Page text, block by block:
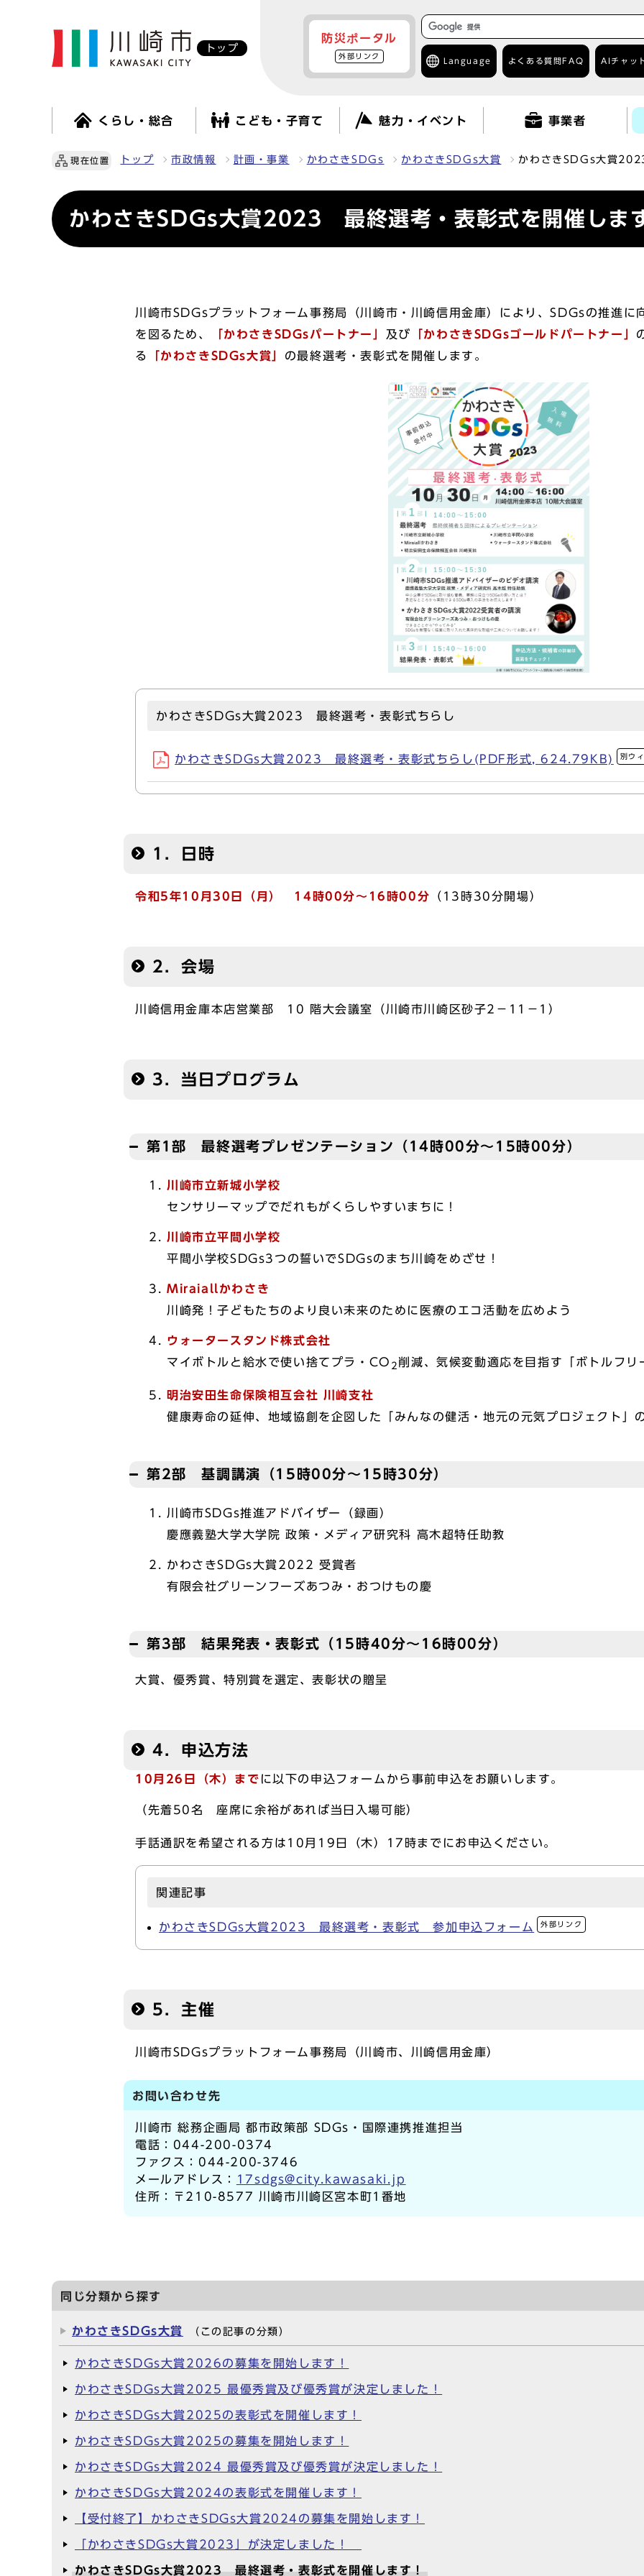
トップ
防災ポータル
外部リンク
Language よくある質問 FAQ AIチャッ
くらし・総合 こども・子育て 魅力・イベント 事業者
現在位置 トップ 市政情報 計画・事業 かわさきSDGs かわさきSDGs大賞 かわさきSDGs大賞
かわさきSDGs大賞2023 最終選考・表彰式を開催しま
川崎市SDGsプラットフォーム事務局（川崎市・川崎信用金庫）により、SDGsの推進に
を図るため、
「かわさきSDGsパートナー」 及び 「かわさきSDGsゴールドパートナー」
る
「かわさきSDGs大賞」 の最終選考・表彰式を開催します。
かわさきSDGs大賞2023 最終選考・表彰式ちらし
かわさきSDGs大賞2023 最終選考・表彰式ちらし(PDF形式, 624.79KB) 別ウ
1．日時
令和5年10⽉30日（⽉） 14時00分〜16時00分 （13時30分開場）
2．会場
川崎信用金庫本店営業部 10 階大会議室（川崎市川崎区砂⼦2−11−1）
3．当日プログラム
第1部 最終選考プレゼンテーション（14時00分～15時00分）
川崎市立新城小学校
センサリーマップでだれもがくらしやすいまちに！
川崎市立平間小学校
平間小学校SDGs3つの誓いでSDGsのまち川崎をめざせ！
Miraiallかわさき
川崎発！⼦どもたちのより良い未来のために医療のエコ活動を広めよう
ウォータースタンド株式会社
マイボトルと給水で使い捨てプラ・CO 2 削減、気候変動適応を目指す「ボトルフリ
明治安田生命保険相互会社 川崎支社
健康寿命の延伸、地域協創を企図した「みんなの健活・地元の元気プロジェクト」
第2部 基調講演（15時00分～15時30分）
川崎市SDGs推進アドバイザー（録画）
慶應義塾大学大学院 政策・メディア研究科 高木超特任助教
かわさきSDGs大賞2022 受賞者
有限会社グリーンフーズあつみ・おつけもの慶
第3部 結果発表・表彰式（15時40分～16時00分）
大賞、優秀賞、特別賞を選定、表彰状の贈呈
4．申込方法
10⽉26日（木）まで に以下の申込フォームから事前申込をお願いします。
（先着50名 座席に余裕があれば当日入場可能）
手話通訳を希望される方は10月19日（木）17時までにお申込ください。
関連記事
かわさきSDGs大賞2023 最終選考・表彰式 参加申込フォーム 外部リンク
5．主催
川崎市SDGsプラットフォーム事務局（川崎市、川崎信用金庫）
お問い合わせ先
川崎市 総務企画局 都市政策部 SDGs・国際連携推進担当
電話：044-200-0374
ファクス：044-200-3746
メールアドレス：
17sdgs@city.kawasaki.jp
住所：〒210-8577 川崎市川崎区宮本町1番地
同じ分類から探す
かわさきSDGs大賞 （この記事の分類）
かわさきSDGs大賞2026の募集を開始します！
かわさきSDGs大賞2025 最優秀賞及び優秀賞が決定しました！
かわさきSDGs大賞2025の表彰式を開催します！
かわさきSDGs大賞2025の募集を開始します！
かわさきSDGs大賞2024 最優秀賞及び優秀賞が決定しました！
かわさきSDGs大賞2024の表彰式を開催します！
【受付終了】かわさきSDGs大賞2024の募集を開始します！
「かわさきSDGs大賞2023」が決定しました！
かわさきSDGs大賞2023 最終選考・表彰式を開催します！